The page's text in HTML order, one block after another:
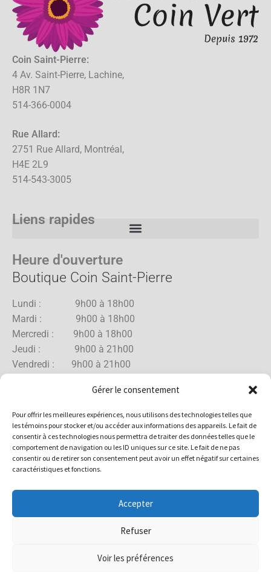
Gérer le consentement
Pour offrir les meilleures expériences, nous utilisons des technologies telles que
les témoins pour stocker et/ou accéder aux informations des appareils. Le fait de
consentir à ces technologies nous permettra de traiter des données telles que le
comportement de navigation ou les ID uniques sur ce site. Le fait de ne pas
consentir ou de retirer son consentement peut avoir un effet négatif sur certaines
caractéristiques et fonctions.
Accepter
Refuser
Voir les préférences
Coin Saint-Pierre:
4 Av. Saint-Pierre, Lachine,
H8R 1N7
514-366-0004
Rue Allard:
2751 Rue Allard, Montréal,
H4E 2L9
514-543-3005
Liens rapides
Heure d'ouverture
Boutique Coin Saint-Pierre
Lundi : 9h00 à 18h00
Mardi : 9h00 à 18h00
Mercredi : 9h00 à 18h00
Jeudi : 9h00 à 21h00
Vendredi : 9h00 à 21h00
Dimanche : 10h00 à 17h00
Boutique Rue Allard
Mardi : 10h00 à 18h00
Mercredi : 10h00 à 18h00
Samedi : 10h00 à 17h00